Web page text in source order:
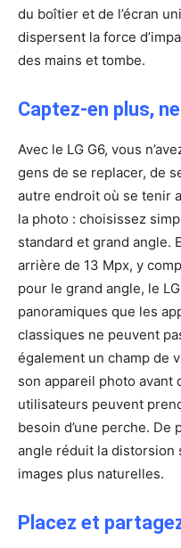
du boîtier et de l’écran
dispersent la force
des mains et tombe.
Captez-en plus,
Avec le LG G6, vous
gens de se replacer, de
autre endroit où se tenir
la photo : choisissez
standard et grand angle.
arrière de 13 Mpx, y
pour le grand angle, le
panoramiques que les
classiques ne peuvent
également un champ de
son appareil photo avant
utilisateurs peuvent
besoin d’une perche. De
angle réduit la distorsion
images plus naturelles.
Placez et